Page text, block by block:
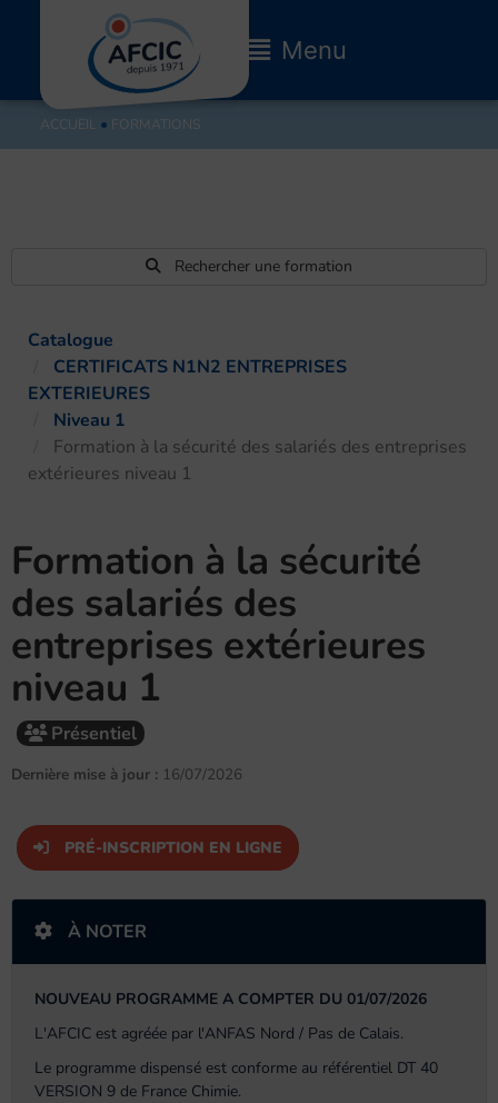
Main
Menu
Menu
ACCUEIL ● FORMATIONS
Rechercher une formation
Catalogue
CERTIFICATS N1N2 ENTREPRISES
EXTERIEURES
Niveau 1
Formation à la sécurité des salariés des entreprises
extérieures niveau 1
Formation à la sécurité
des salariés des
entreprises extérieures
niveau 1
Présentiel
Dernière mise à jour : 16/07/2026
PRÉ-INSCRIPTION EN LIGNE
À NOTER
NOUVEAU PROGRAMME A COMPTER DU 01/07/2026
L'AFCIC est agréée par l'ANFAS Nord / Pas de Calais.
Le programme dispensé est conforme au référentiel DT 40
VERSION 9 de France Chimie.